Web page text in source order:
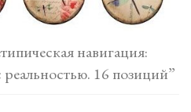
навигация:
16 позиций”